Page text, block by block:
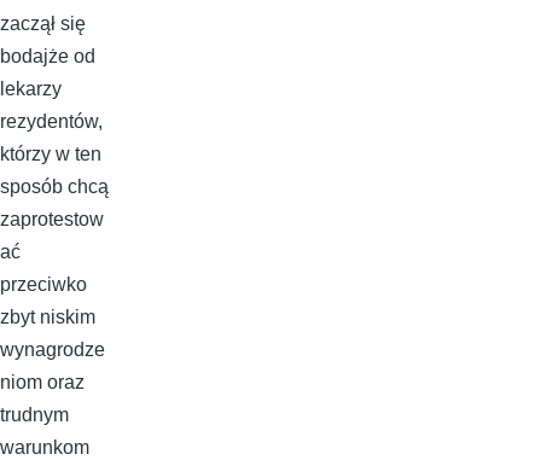
zaczął się
bodajże od
lekarzy
rezydentów,
którzy w ten
sposób chcą
zaprotestow
ać
przeciwko
zbyt niskim
wynagrodze
niom oraz
trudnym
warunkom